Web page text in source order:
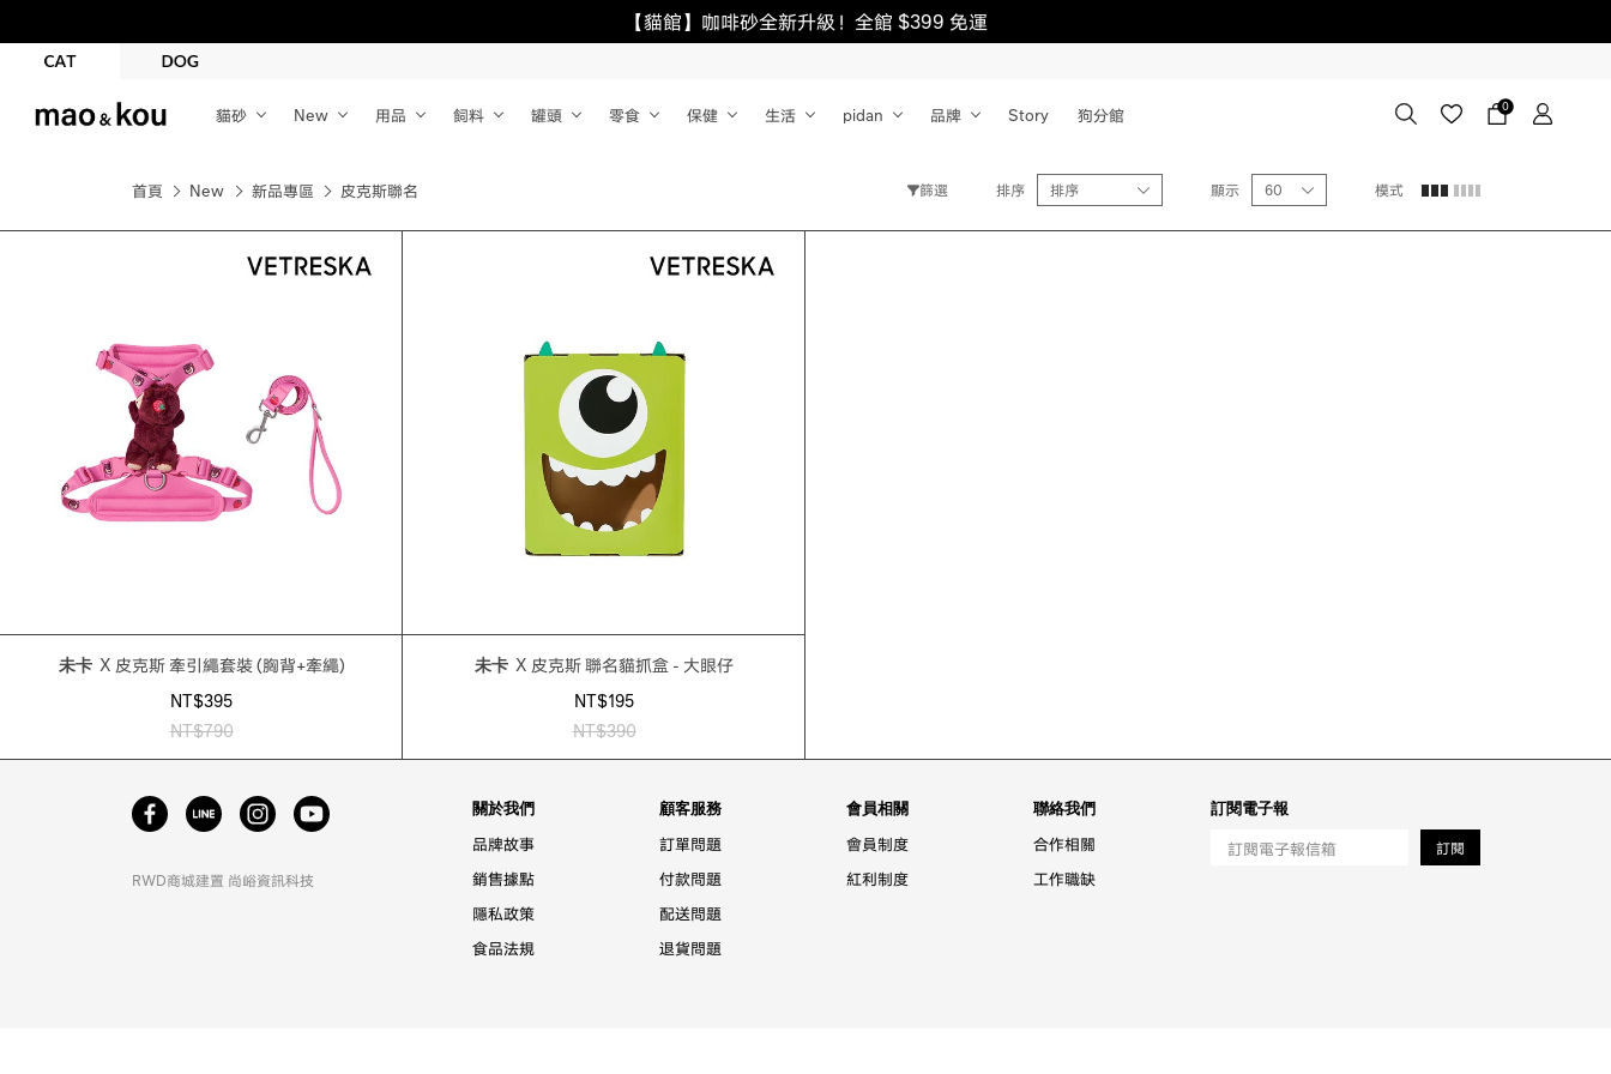
【貓館】咖啡砂全新升級！全館 $399 免運
0
貓砂 New 用品 飼料 罐頭 零食 保健 生活 pidan 品牌 Story 狗分館
清除
首頁 New 新品專區 皮克斯聯名 篩選 排序 排序 顯示 60 模式
未卡 X 皮克斯 牽引繩套裝 (胸背+牽繩)
NT$395
NT$790
未卡 X 皮克斯 聯名貓抓盒 - 大眼仔
NT$195
NT$390
RWD商城建置 尚峪資訊科技
關於我們
品牌故事
銷售據點
隱私政策
食品法規
顧客服務
訂單問題
付款問題
配送問題
退貨問題
會員相關
會員制度
紅利制度
聯絡我們
合作相關
工作職缺
訂閱電子報
訂閱